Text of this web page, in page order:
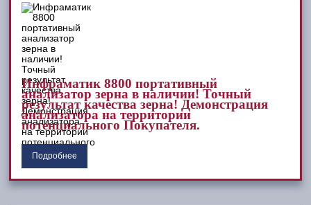
Инфраматик 8800 портативный
анализатор зерна в наличии! Точный
результат качества зерна! Демонстрация
анализатора на территории
потенциального Покупателя.
Подробнее